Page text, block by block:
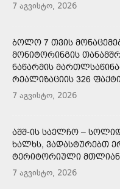
7 აგვისტო, 2026
ᲑᲝᲚᲝ 7 ᲗᲕᲘᲡ
ᲛᲝᲜᲘᲢᲝᲠᲘᲜᲒᲘᲡ
ᲜᲐᲬᲐᲠᲛᲘᲡ
ᲠᲔᲐᲚᲘᲖᲐᲪᲘᲘᲡ 326
7 აგვისტო, 2026
ᲐᲨᲨ-ᲘᲡ ᲡᲐᲔᲚᲩᲝ –
ᲮᲐᲚᲮᲡ, ᲕᲐᲓᲐᲡᲢᲣᲠᲔᲑᲗ
ᲢᲔᲠᲘᲢᲝᲠᲘᲣᲚᲘ
7 აგვისტო, 2026